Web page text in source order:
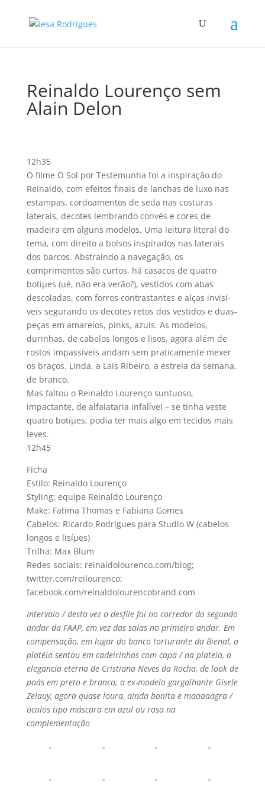
Reinaldo Lourenço sem
Alain Delon
12h35
O filme O Sol por Testemunha foi a inspiração do
Reinaldo, com efeitos finais de lanchas de luxo nas
estampas, cordoamentos de seda nas costuras
laterais, decotes lembrando convés e cores de
madeira em alguns modelos. Uma leitura literal do
tema, com direito a bolsos inspirados nas laterais
dos barcos. Abstraindo a navegação, os
comprimentos são curtos, há casacos de quatro
botíµes (ué, não era verão?), vestidos com abas
descoladas, com forros contrastantes e alças invisí­
veis segurando os decotes retos dos vestidos e duas-
peças em amarelos, pinks, azuis. As modelos,
durinhas, de cabelos longos e lisos, agora além de
rostos impassí­veis andam sem praticamente mexer
os braços. Linda, a Laí­s Ribeiro, a estrela da semana,
de branco.
Mas faltou o Reinaldo Lourenço suntuoso,
impactante, de alfaiataria infalí­vel – se tinha veste
quatro botíµes, podia ter mais algo em tecidos mais
leves.
12h45
Ficha
Estilo: Reinaldo Lourenço
Styling: equipe Reinaldo Lourenço
Make: Fatima Thomas e Fabiana Gomes
Cabelos: Ricardo Rodrigues para Studio W (cabelos
longos e lisíµes)
Trilha: Max Blum
Redes sociais: reinaldolourenco.com/blog;
twitter.com/reilourenco;
facebook.com/reinaldolourencobrand.com
Intervalo / desta vez o desfile foi no corredor do segundo
andar da FAAP, em vez das salas no primeiro andar. Em
compensação, em lugar do banco torturante da Bienal, a
platéia sentou em cadeirinhas com capa / na plateia, a
elegancia eterna de Cristiana Neves da Rocha, de look de
poás em preto e branco; a ex-modelo gargalhante Gisele
Zelauy, agora quase loura, ainda bonita e maaaaagra /
óculos tipo máscara em azul ou rosa na
complementação